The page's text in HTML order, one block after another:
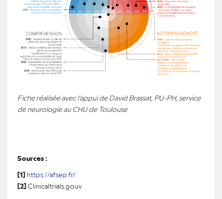
Fiche réalisée avec l'appui de David Brassat, PU-PH, service
de neurologie au CHU de Toulouse
Sources :
[1] https://afsep.fr/
[2]Clinicaltrials.gouv